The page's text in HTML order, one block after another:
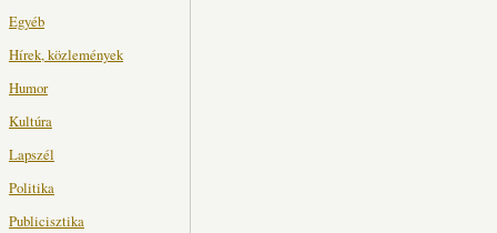
Egyéb
Hírek, közlemények
Humor
Kultúra
Lapszél
Politika
Publicisztika